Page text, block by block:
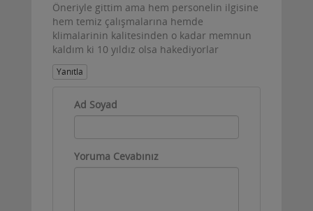
Öneriyle gittim ama hem personelin ilgisine
hem temiz çalışmalarına hemde
klimalarinin kalitesinden o kadar memnun
kaldım ki 10 yıldız olsa hakediyorlar
Yanıtla
Ad Soyad
Yoruma Cevabınız